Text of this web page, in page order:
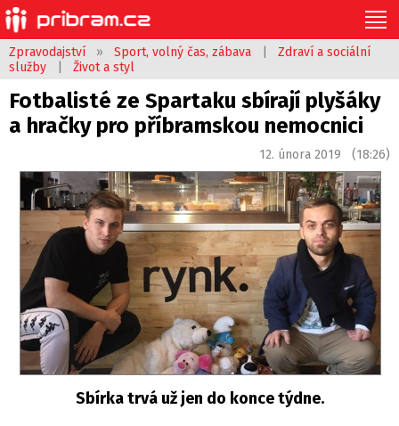
Zpravodajství » Sport, volný čas, zábava
Zdraví a sociální
služby
Život a styl
Fotbalisté ze Spartaku sbírají plyšáky
a hračky pro příbramskou nemocnici
12. února 2019 (18:26)
Sbírka trvá už jen do konce týdne.